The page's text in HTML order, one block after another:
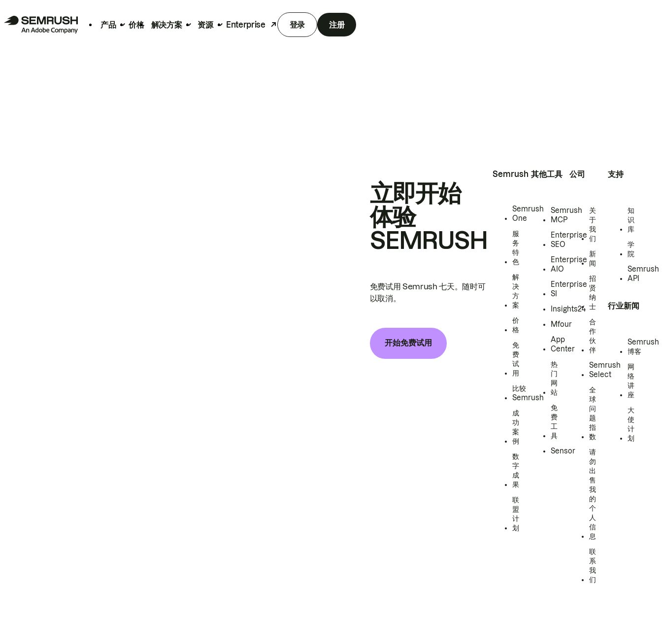
产品 价格 解决方案 资源 Enterprise 登录 注册
立即开始
体验
SEMRUSH
免费试用 Semrush 七天。随时可
以取消。
开始免费试用
Semrush
Semrush
One
服
务
特
色
解
决
方
案
价
格
免
费
试
用
比较
Semrush
成
功
案
例
数
字
成
果
联
盟
计
划
其他工具
Semrush
MCP
Enterprise
SEO
Enterprise
AIO
Enterprise
SI
Insights24
Mfour
App
Center
热
门
网
站
免
费
工
具
Sensor
公司
关
于
我
们
新
闻
招
贤
纳
士
合
作
伙
伴
Semrush
Select
全
球
问
题
指
数
请
勿
出
售
我
的
个
人
信
息
联
系
我
们
支持
知
识
库
学
院
Semrush
API
行业新闻
Semrush
博客
网
络
讲
座
大
使
计
划